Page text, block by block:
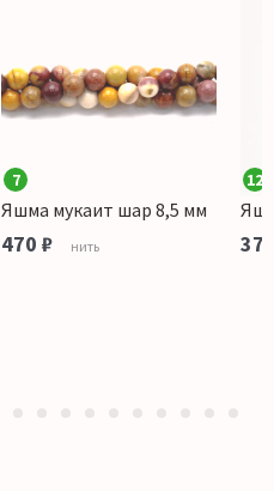
7
Яшма мукаит шар 8,5 мм
470 ₽ нить
12